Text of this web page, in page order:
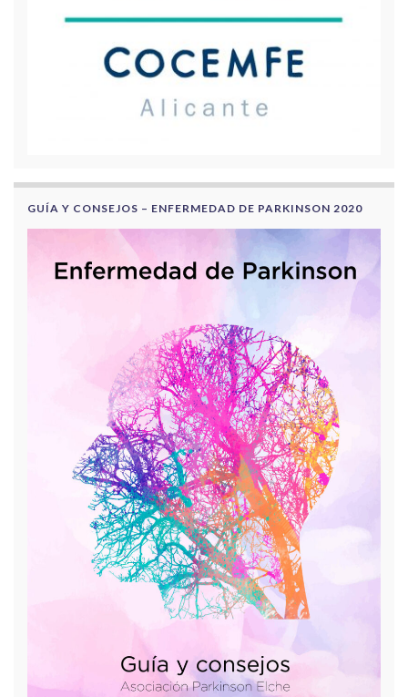
GUÍA Y CONSEJOS – ENFERMEDAD DE PARKINSON 2020